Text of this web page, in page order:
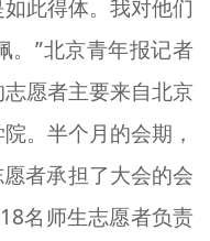
此得体。我对他们
。”北京青年报记者
愿者主要来自北京
。半个月的会期，
者承担了大会的会
名师生志愿者负责